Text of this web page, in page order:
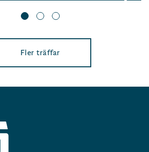
Fler träffar